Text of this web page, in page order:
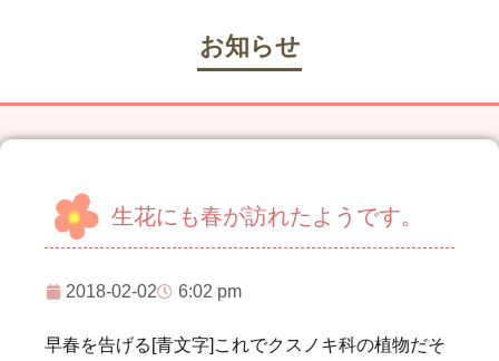
お知らせ
生花にも春が訪れたようです。
2018-02-02 6:02 pm
早春を告げる[青文字]これでクスノキ科の植物だそ